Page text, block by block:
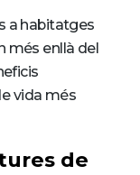
a habitatges
més enllà del
vida més
de